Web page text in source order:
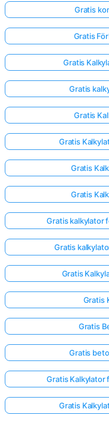
Gratis
Gratis
Gratis
Gratis
Gratis
Gratis
Gratis
Gratis
Gratis kalkylator
Gratis
Gratis
Gratis
Gratis
Gratis
Gratis Kalkylator
Gratis